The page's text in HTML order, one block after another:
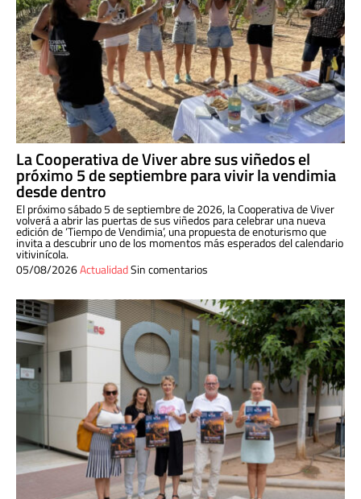
La Cooperativa de Viver abre sus viñedos el
próximo 5 de septiembre para vivir la vendimia
desde dentro
El próximo sábado 5 de septiembre de 2026, la Cooperativa de Viver
volverá a abrir las puertas de sus viñedos para celebrar una nueva
edición de ‘Tiempo de Vendimia’, una propuesta de enoturismo que
invita a descubrir uno de los momentos más esperados del calendario
vitivinícola.
05/08/2026ActualidadSin comentarios